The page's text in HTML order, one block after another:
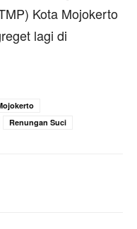
Kota Mojokerto
lagi di
Renungan Suci